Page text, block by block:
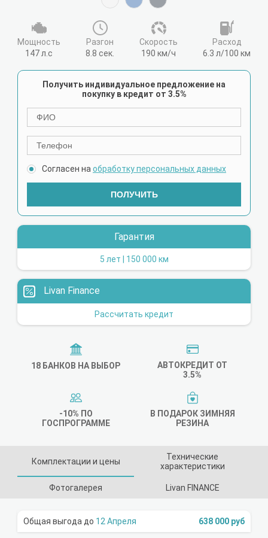
Мощность
147 л.с
Разгон
8.8 сек.
Cкорость
190 км/ч
Расход
6.3 л/100 км
Получить индивидуальное предложение на
покупку в кредит от 3.5%
Согласен на обработку персональных данных
ПОЛУЧИТЬ
Гарантия
5 лет | 150 000 км
Livan Finance
Рассчитать кредит
18 БАНКОВ НА ВЫБОР
АВТОКРЕДИТ ОТ
3.5%
-10% ПО
ГОСПРОГРАММЕ
В ПОДАРОК ЗИМНЯЯ
РЕЗИНА
Комплектации и цены
Технические
характеристики
Фотогалерея Livan FINANCE
12 Апреля 638 000 руб